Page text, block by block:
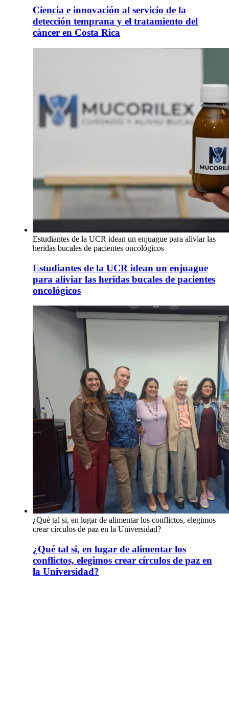
Ciencia e innovación al servicio de la
detección temprana y el tratamiento del
cáncer en Costa Rica
Estudiantes de la UCR idean un enjuague para aliviar las
heridas bucales de pacientes oncológicos
Estudiantes de la UCR idean un enjuague
para aliviar las heridas bucales de pacientes
oncológicos
¿Qué tal si, en lugar de alimentar los conflictos, elegimos
crear círculos de paz en la Universidad?
¿Qué tal si, en lugar de alimentar los
conflictos, elegimos crear círculos de paz en
la Universidad?